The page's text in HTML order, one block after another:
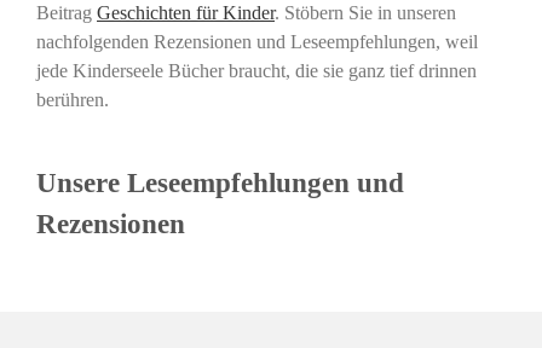
Beitrag Geschichten für Kinder. Stöbern Sie in unseren
nachfolgenden Rezensionen und Leseempfehlungen, weil
jede Kinderseele Bücher braucht, die sie ganz tief drinnen
berühren.
Unsere Leseempfehlungen und
Rezensionen